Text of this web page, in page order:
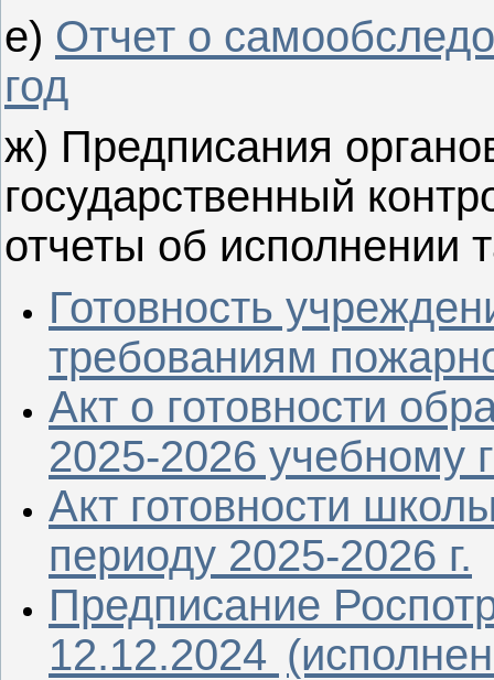
е) Отчет о
год
ж) Предписания
государственный
отчеты об исполнении
Готовность
требованиям
Акт о готовности
2025-2026 учебному
Акт готовности
периоду 2025-2026 г.
Предписание
12.12.2024